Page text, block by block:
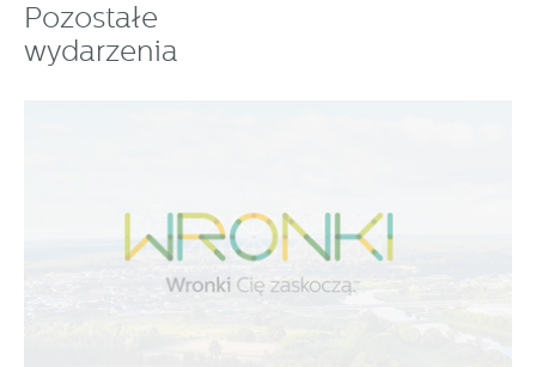
Pozostałe
wydarzenia